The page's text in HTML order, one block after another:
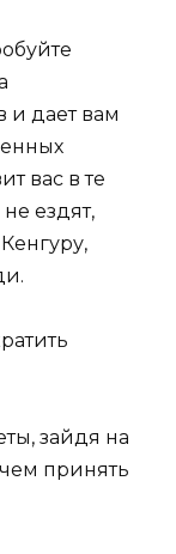
и дает вам
вас в те
ездят,
зайдя на
принять